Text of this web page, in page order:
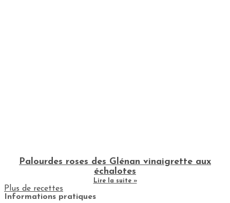
Palourdes roses des Glénan vinaigrette aux
échalotes
Lire la suite »
Plus de recettes
Informations pratiques